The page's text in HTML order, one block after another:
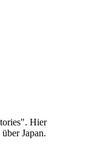
Hier
Japan.